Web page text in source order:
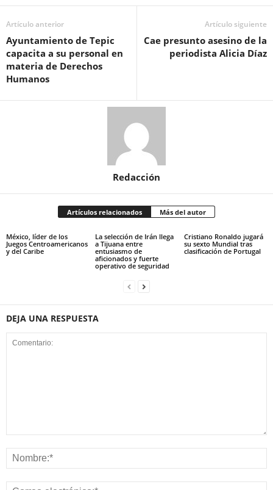
Artículo anterior
Ayuntamiento de Tepic
capacita a su personal en
materia de Derechos
Humanos
Artículo siguiente
Cae presunto asesino de la
periodista Alicia Díaz
Redacción
Artículos relacionados Más del autor
México, líder de los
Juegos Centroamericanos
y del Caribe
La selección de Irán llega
a Tijuana entre
entusiasmo de
aficionados y fuerte
operativo de seguridad
Cristiano Ronaldo jugará
su sexto Mundial tras
clasificación de Portugal
DEJA UNA RESPUESTA